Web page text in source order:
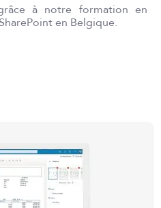
à notre formation en
en Belgique.